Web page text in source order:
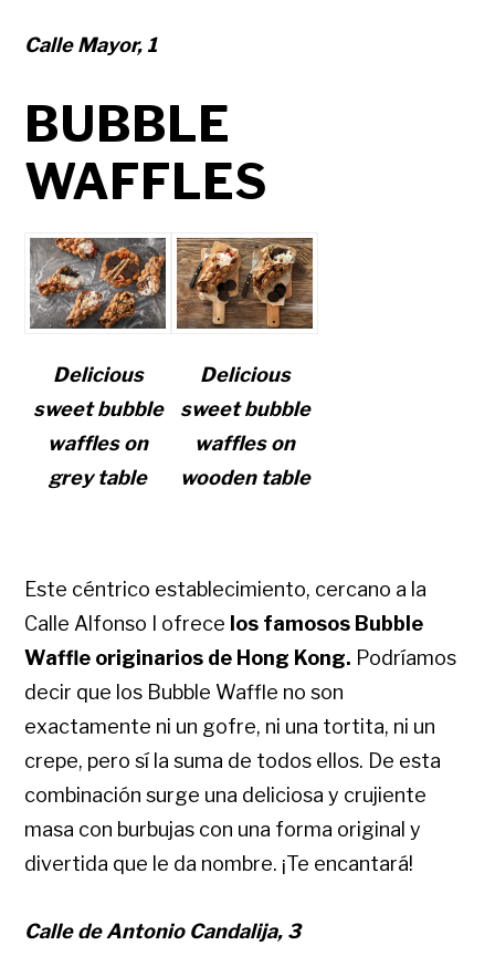
Calle Mayor, 1
BUBBLE
WAFFLES
Delicious
sweet bubble
waffles on
grey table
Delicious
sweet bubble
waffles on
wooden table
Este céntrico establecimiento, cercano a la
Calle Alfonso I ofrece los famosos Bubble
Waffle originarios de Hong Kong. Podríamos
decir que los Bubble Waffle no son
exactamente ni un gofre, ni una tortita, ni un
crepe, pero sí la suma de todos ellos. De esta
combinación surge una deliciosa y crujiente
masa con burbujas con una forma original y
divertida que le da nombre. ¡Te encantará!
Calle de Antonio Candalija, 3